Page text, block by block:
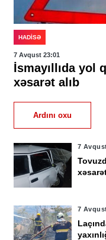
HADISƏ
7 Avqust 23:01
İsmayıllıda yol
xəsarət alıb
Ardını oxu
7
7